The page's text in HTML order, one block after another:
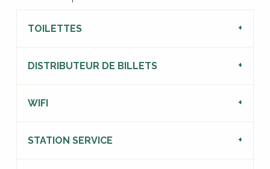
TOILETTES
DISTRIBUTEUR DE BILLETS
WIFI
STATION SERVICE